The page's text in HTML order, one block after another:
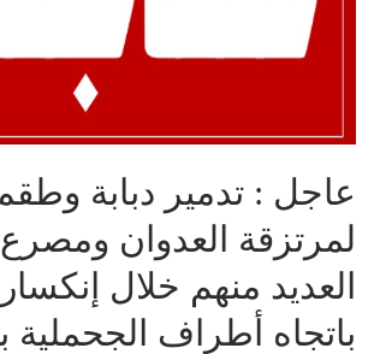
عاجل : تدمير دبابة
لمرتزقة العدوان
العديد منهم خلال
باتجاه أطراف الجحملية